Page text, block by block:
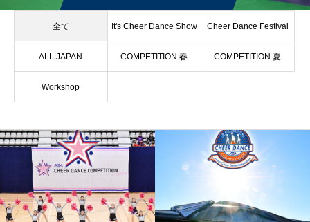
全て It's Cheer Dance Show Cheer Dance Festival
ALL JAPAN COMPETITION 春 COMPETITION 夏
Workshop